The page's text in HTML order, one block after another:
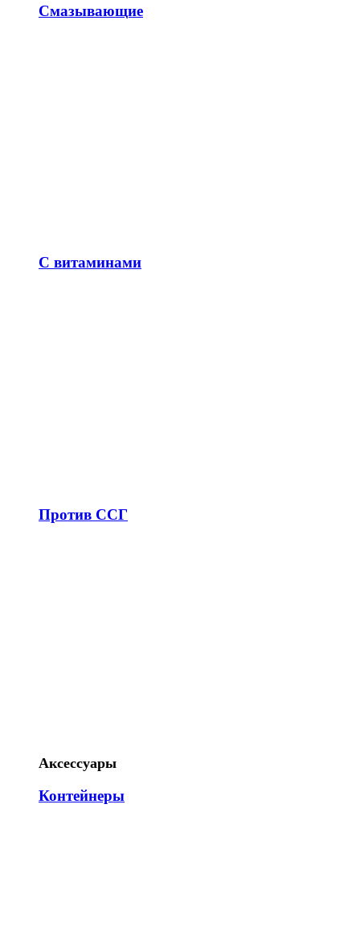
Смазывающие
С витаминами
Против ССГ
Аксессуары
Контейнеры